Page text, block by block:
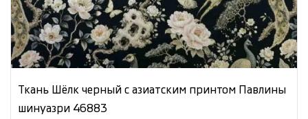
Ткань Шёлк черный с азиатским принтом Павлины
шинуазри 46883